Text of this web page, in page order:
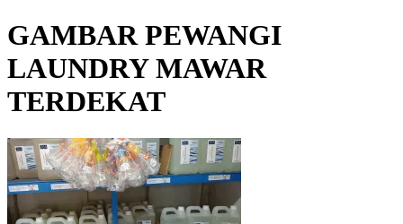
GAMBAR PEWANGI
LAUNDRY MAWAR
TERDEKAT